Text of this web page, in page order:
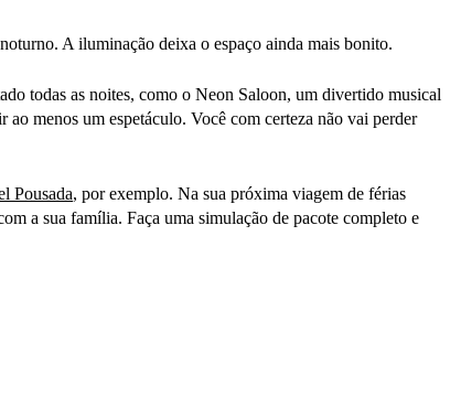
A iluminação deixa o espaço ainda mais bonito.
todas as noites, como o Neon Saloon, um divertido musical
menos um espetáculo. Você com certeza não vai perder
Pousada, por exemplo. Na sua próxima viagem de férias
a sua família. Faça uma simulação de pacote completo e